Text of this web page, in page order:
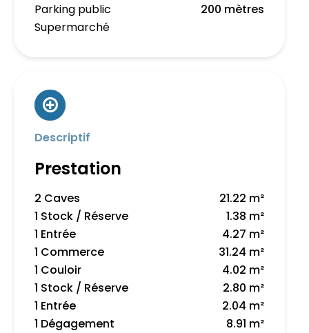
Parking public
200 mètres
Supermarché
Descriptif
Prestation
2 Caves
21.22 m²
1 Stock / Réserve
1.38 m²
1 Entrée
4.27 m²
1 Commerce
31.24 m²
1 Couloir
4.02 m²
1 Stock / Réserve
2.80 m²
1 Entrée
2.04 m²
1 Dégagement
8.91 m²